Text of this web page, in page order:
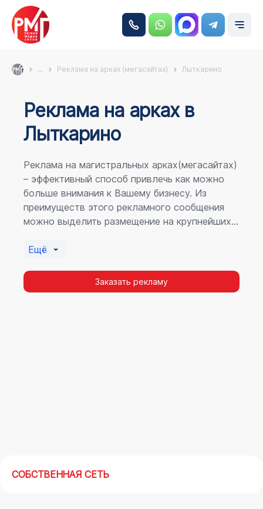
... Реклама на арках (мегасайтах) Лыткарино
Реклама на аркаx в
Лыткарино
Реклама на магистральных арках(мегасайтах)
– эффективный способ привлечь как можно
больше внимания к Вашему бизнесу. Из
преимуществ этого рекламного сообщения
можно выделить размещение на крупнейших
пешеходному потоку расположение в прямой
повторных контактов.
Ещё
Заказать рекламу
СОБСТВЕННАЯ СЕТЬ